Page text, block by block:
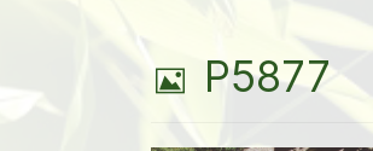
B
i
P5877